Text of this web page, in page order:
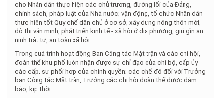
cho Nhân dân thực hiện các chủ trương, đường lối của Đảng,
chính sách, pháp luật của Nhà nước; vận động, tổ chức Nhân dân
thực hiện tốt Quy chế dân chủ ở cơ sở, xây dựng nông thôn mới,
đô thị văn minh, phát triển kinh tế - xã hội ở địa phương, giữ gìn an
ninh trật tự, an toàn xã hội.
Trong quá trình hoạt động Ban Công tác Mặt trận và các chi hội,
đoàn thể khu phố luôn nhận được sự chỉ đạo của chi bộ, cấp ủy
các cấp, sự phối hợp của chính quyền; các chế độ đối với Trưởng
ban Công tác Mặt trận, Trưởng các chi hội đoàn thể được đảm
bảo, kịp thời.